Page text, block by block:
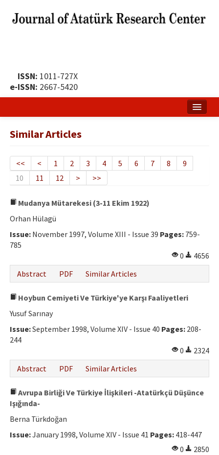
ISSN: 1011-727X
e-ISSN: 2667-5420
Publication Policy
Boards of the Journal
Publication Principles
Ethical Principles
Author's Guide
Contact Us
Similar Articles
<< < 1 2 3 4 5 6 7 8
9
10
11 12 > >>
Mudanya Mütarekesi (3-11 Ekim 1922)
Orhan Hülagü
Issue: November 1997, Volume XIII - Issue 39 Pages: 759-
785
0
4656
Abstract
PDF Similar Articles
Hoybun Cemiyeti Ve Türkiye'ye Karşı Faaliyetleri
Yusuf Sarınay
Issue:September 1998, Volume XIV - Issue 40 Pages: 208-
244
0
2324
Abstract
PDF Similar Articles
Avrupa Birliği Ve Türkiye İlişkileri -Atatürkçü Düşünce
Işığında-
Berna Türkdoğan
Issue:January 1998, Volume XIV - Issue 41 Pages: 418-447
0
2850